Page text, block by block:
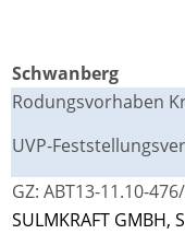
Schwanberg
Rodungsvorhaben
UVP-
GZ: ABT13-11.10-
SULMKRAFT GMBH,